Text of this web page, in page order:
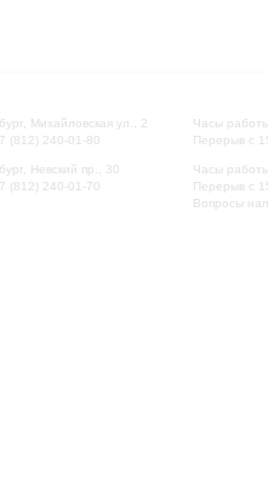
Михайловская ул., 2
(812) 240-01-80
Невский пр., 30
(812) 240-01-70
Часы
Перерыв с
Часы
Перерыв с
Вопросы